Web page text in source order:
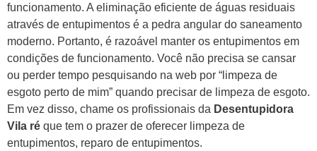
funcionamento. A eliminação eficiente de águas residuais
através de entupimentos é a pedra angular do saneamento
moderno. Portanto, é razoável manter os entupimentos em
condições de funcionamento. Você não precisa se cansar
ou perder tempo pesquisando na web por “limpeza de
esgoto perto de mim” quando precisar de limpeza de esgoto.
Em vez disso, chame os profissionais da Desentupidora
Vila ré que tem o prazer de oferecer limpeza de
entupimentos, reparo de entupimentos.